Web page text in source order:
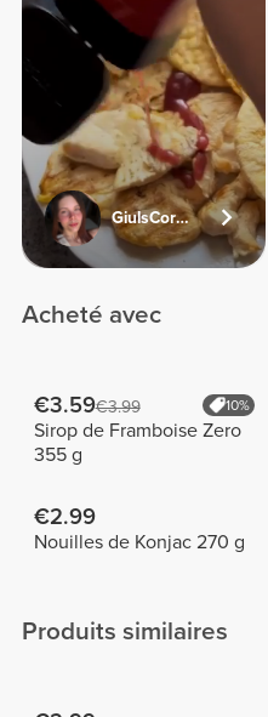
GiulsCordara
Acheté avec
€3.59€3.99 10%
Sirop de Framboise Zero
355 g
€2.99
Nouilles de Konjac 270 g
Produits similaires